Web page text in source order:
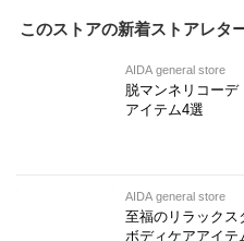
このストアの新着ストアレタ
AIDA general store
脱マンネリコー
アイテム4選
AIDA general store
至福のリラックス
ボディケアアイテ